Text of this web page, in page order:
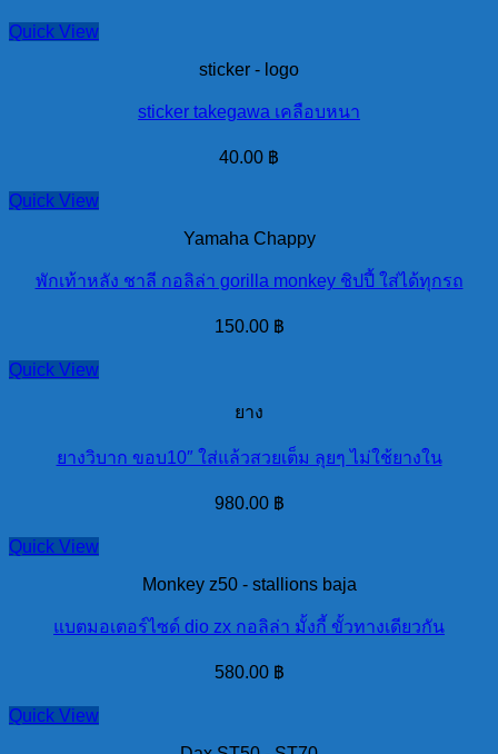
Quick View
sticker - logo
sticker takegawa เคลือบหนา
40.00 ฿
Quick View
Yamaha Chappy
พักเท้าหลัง ชาลี กอลิล่า gorilla monkey ชิปปี้ ใส่ได้ทุกรถ
150.00 ฿
Quick View
ยาง
ยางวิบาก ขอบ10″ ใส่แล้วสวยเต็ม ลุยๆ ไม่ใช้ยางใน
980.00 ฿
Quick View
Monkey z50 - stallions baja
แบตมอเตอร์ไซด์ dio zx กอลิล่า มั้งกี้ ขั้วทางเดียวกัน
580.00 ฿
Quick View